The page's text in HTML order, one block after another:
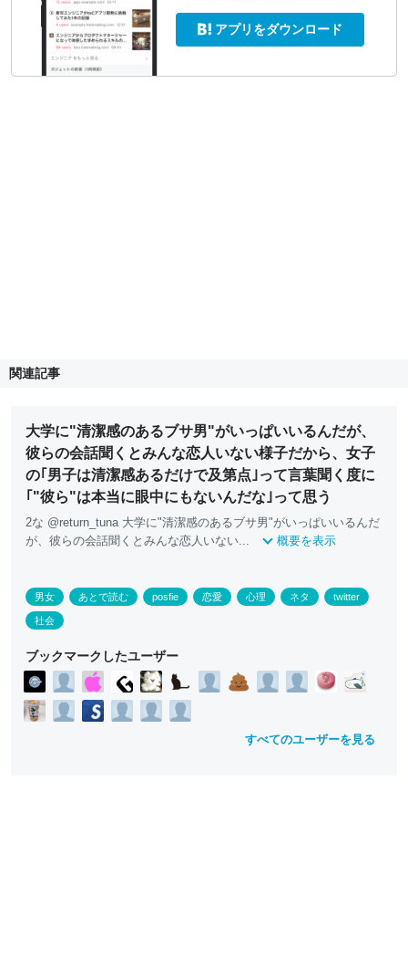
アプリをダウンロード
関連記事
大学に"清潔感のあるブサ男"がいっぱいいるんだが、
彼らの会話聞くとみんな恋人いない様子だから、女子
の｢男子は清潔感あるだけで及第点｣って言葉聞く度に
｢"彼ら"は本当に眼中にもないんだな｣って思う
2な @return_tuna 大学に"清潔感のあるブサ男"がいっぱいいるんだ
が、彼らの会話聞くとみんな恋人いない...
概要を表示
男女 あとで読む posfie 恋愛 心理 ネタ twitter
社会
ブックマークしたユーザー
すべてのユーザーを見る